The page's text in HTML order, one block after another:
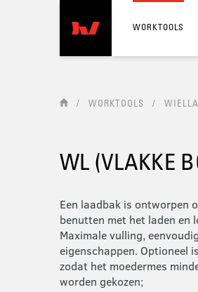
WORKTOOLS
/ WORKTOOLS /
WL (VLAKKE
Een laadbak is ontworpen
benutten met het laden en
Maximale vulling,
eigenschappen. Optioneel
zodat het moedermes
worden gekozen;